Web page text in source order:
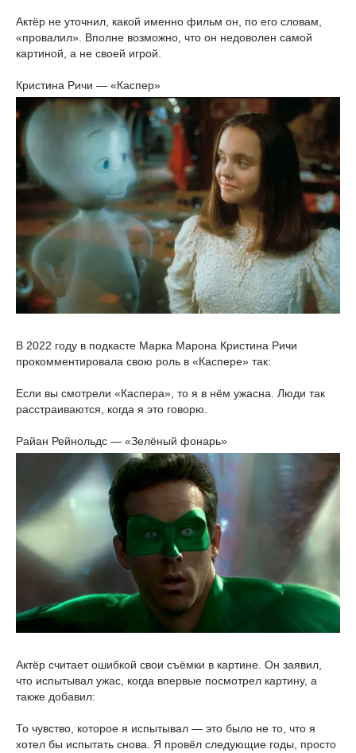
Актёр не уточнил, какой именно фильм он, по его словам,
«провалил». Вполне возможно, что он недоволен самой
картиной, а не своей игрой.
Кристина Ричи — «Каспер»
В 2022 году в подкасте Марка Марона Кристина Ричи
прокомментировала свою роль в «Каспере» так:
Если вы смотрели «Каспера», то я в нём ужасна. Люди так
расстраиваются, когда я это говорю.
Райан Рейнольдс — «Зелёный фонарь»
Актёр считает ошибкой свои съёмки в картине. Он заявил,
что испытывал ужас, когда впервые посмотрел картину, а
также добавил:
То чувство, которое я испытывал — это было не то, что я
хотел бы испытать снова. Я провёл следующие годы, просто